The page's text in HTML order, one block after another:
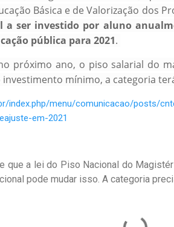
Básica e de Valorização dos
ser investido por aluno
pública para 2021.
próximo ano, o piso salarial do
investimento mínimo, a categoria
index.php/menu/comunicacao/posts/
em-2021
que a lei do Piso Nacional do
pode mudar isso. A categoria